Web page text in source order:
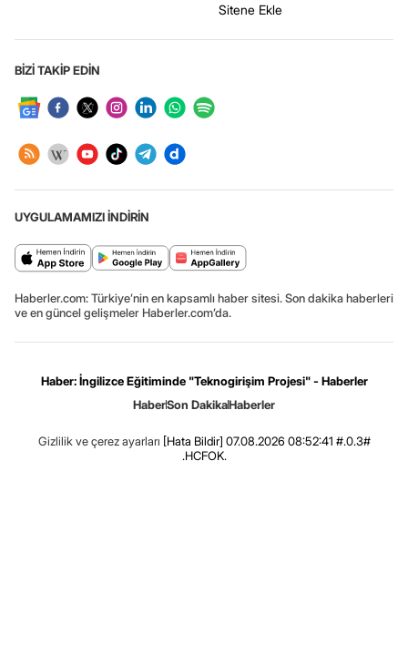
Sitene Ekle
BİZİ TAKİP EDİN
UYGULAMAMIZI İNDİRİN
Haberler.com: Türkiye’nin en kapsamlı haber sitesi. Son dakika haberleri
ve en güncel gelişmeler Haberler.com’da.
Haber: İngilizce Eğitiminde "Teknogirişim Projesi" - Haberler
HaberSon DakikaHaberler
Gizlilik ve çerez ayarları [Hata Bildir] 07.08.2026 08:52:41 #.0.3#
.HCFOK.